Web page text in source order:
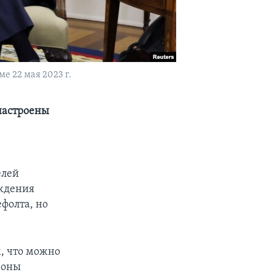
22 мая 2023 г.
но
что можно